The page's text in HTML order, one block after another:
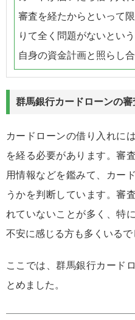
審査を経たからといって
りて全く問題がないとい
自身の資金計画と照らし
群馬銀行カードローンの審
カードローンの借り入れに
を経る必要があります。審
用情報などを鑑みて、カー
うかを判断しています。審
れていないことが多く、特
不安に感じる方も多くいるで
ここでは、群馬銀行カード
とめました。